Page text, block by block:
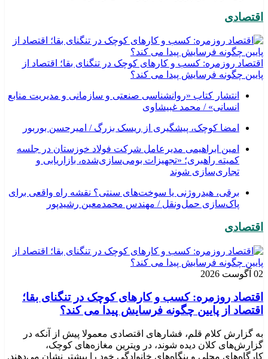
اقتصادی
اقتصاد روزمره: کسب‌ و کارهای کوچک در تنگنای بقا؛ اقتصاد از
پایین چگونه فرسایش پیدا می کند؟
انتشار کتاب «روانشناسی صنعتی و سازمانی و مدیریت منابع
انسانی» / محمد غبیشاوی
امضا کوچک، پیشگیری از ریسک بزرگ / امیرحسن بوربور
امین ابراهیمی مدیرعامل شرکت فولاد خوزستان در جلسه
کمیته راهبری؛ «تجهیزات بومی‌سازی‌شده، بازاریابی و
تجاری‌سازی شوند
برقی، هیدروژنی یا سوخت‌های سنتی؟ نقشه راه واقعی برای
پاک‌سازی حمل‌ونقل / مهندس محمدمعین رشیدپور
اقتصادی
02 آگوست 2026
اقتصاد روزمره: کسب‌ و کارهای کوچک در تنگنای بقا؛
اقتصاد از پایین چگونه فرسایش پیدا می کند؟
به گزارش کلام قلم، فشارهای اقتصادی معمولا پیش از آنکه در
گزارش‌های کلان دیده شوند، در ویترین مغازه‌های کوچک،
کارگاه‌های محلی و بنگاه‌های خانوادگی خود را بیشتر نشان می‌دهند.